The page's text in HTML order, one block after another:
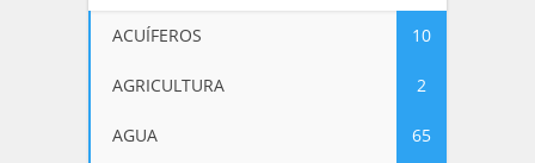
ACUÍFEROS 10
AGRICULTURA 2
AGUA 65